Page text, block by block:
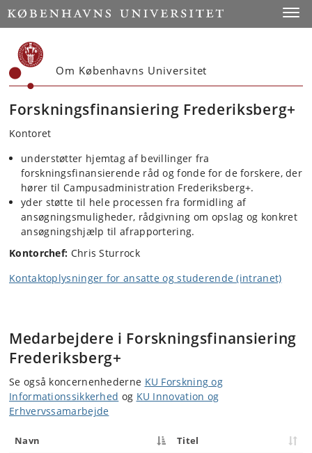
Start
Om Københavns Universitet
Forskningsfinansiering Frederiksberg+
Kontoret
understøtter hjemtag af bevillinger fra
forskningsfinansierende råd og fonde for de forskere, der
hører til Campusadministration Frederiksberg+.
yder støtte til hele processen fra formidling af
ansøgningsmuligheder, rådgivning om opslag og konkret
ansøgningshjælp til afrapportering.
Kontorchef: Chris Sturrock
Kontaktoplysninger for ansatte og studerende (intranet)
Medarbejdere i Forskningsfinansiering
Frederiksberg+
Se også koncernenhederne KU Forskning og
Informationssikkerhed og KU Innovation og
Erhvervssamarbejde
Navn Titel